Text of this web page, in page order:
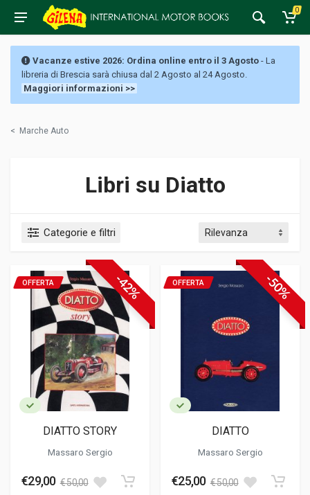
0
Vacanze estive 2026: Ordina online entro il 3 Agosto - La
libreria di Brescia sarà chiusa dal 2 Agosto al 24 Agosto.
Maggiori informazioni >>
< Marche Auto
Libri su Diatto
Categorie e filtri
-42%
OFFERTA
DIATTO STORY
Massaro Sergio
€29,00 € 50,00
-50%
OFFERTA
DIATTO
Massaro Sergio
€25,00 € 50,00